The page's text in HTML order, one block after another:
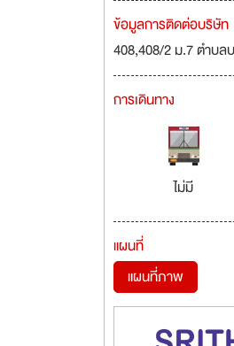
ข้อมูลการติดต่อบริษัท
408,408/2 ม.7 ตำบล
การเดินทาง
ไม่มี
แผนที่
แผนที่ภาพ